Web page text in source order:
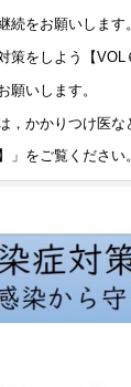
をお願いします。
をしよう【VOL
いします。
かかりつけ医な
をご覧ください。